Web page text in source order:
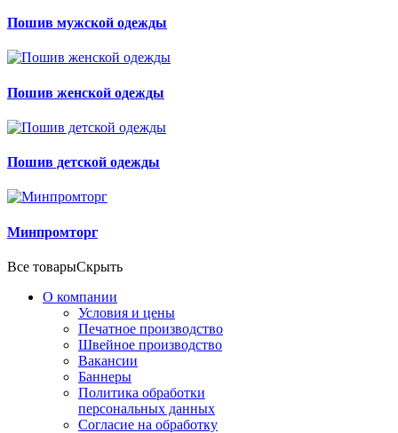
Пошив мужской одежды
Пошив женской одежды
Пошив детской одежды
Минпромторг
Все товарыСкрыть
О компании
Условия и цены
Печатное производство
Швейное производство
Вакансии
Баннеры
Политика обработки
персональных данных
Согласие на обработку